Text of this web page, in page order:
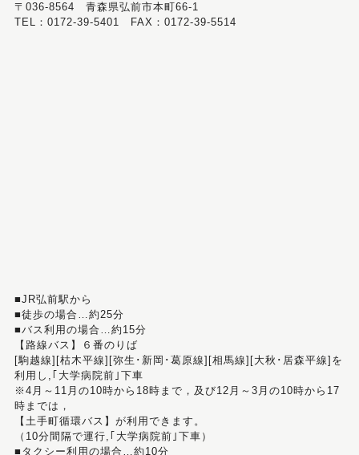
〒036-8564 青森県弘前市本町66-1
TEL：0172-39-5401 FAX：0172-39-5514
■JR弘前駅から
■徒歩の場合…約25分
■バス利用の場合…約15分
【路線バス】６番のりば
[駒越線][枯木平線][弥生･新岡･葛原線][相馬線][大秋･居森平線]を
利用し,｢大学病院前｣下車
※4月～11月の10時から18時まで，及び12月～3月の10時から17
時までは，
【土手町循環バス】が利用できます。
（10分間隔で運行,｢大学病院前｣下車）
■タクシー利用の場合…約10分